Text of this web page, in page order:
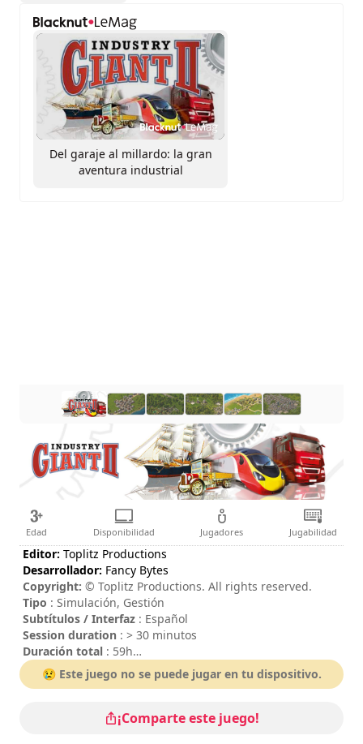
Del garaje al millardo: la gran
aventura industrial
Edad Disponibilidad Jugadores Jugabilidad
Editor: Toplitz Productions
Desarrollador: Fancy Bytes
Copyright: © Toplitz Productions. All rights reserved.
Tipo : Simulación, Gestión
Subtítulos / Interfaz : Español
Session duration : > 30 minutos
Duración total : 59h
Dificultad
: media
😢 Este juego no se puede jugar en tu dispositivo.
¡Comparte este juego!